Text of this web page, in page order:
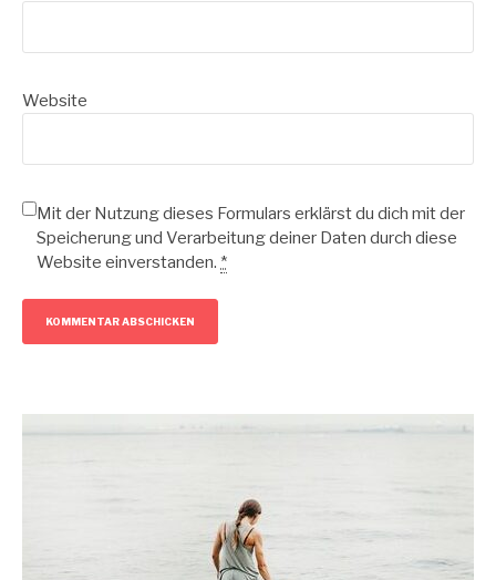
Website
Mit der Nutzung dieses Formulars erklärst du dich mit der
Speicherung und Verarbeitung deiner Daten durch diese
Website einverstanden. *